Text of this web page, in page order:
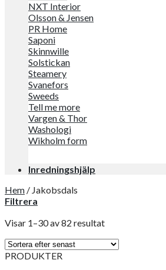
NXT Interior
Olsson & Jensen
PR Home
Saponi
Skinnwille
Solstickan
Steamery
Svanefors
Sweeds
Tell me more
Vargen & Thor
Washologi
Wikholm form
Inredningshjälp
Hem / Jakobsdals
Filtrera
Visar 1–30 av 82 resultat
PRODUKTER